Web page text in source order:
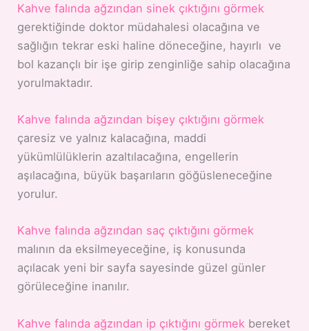
Kahve falında ağzından sinek çıktığını görmek
gerektiğinde doktor müdahalesi olacağına ve
sağlığın tekrar eski haline döneceğine, hayırlı ve
bol kazançlı bir işe girip zenginliğe sahip olacağına
yorulmaktadır.
Kahve falında ağzından bişey çıktığını görmek
çaresiz ve yalnız kalacağına, maddi
yükümlülüklerin azaltılacağına, engellerin
aşılacağına, büyük başarıların göğüsleneceğine
yorulur.
Kahve falında ağzından saç çıktığını görmek
malının da eksilmeyeceğine, iş konusunda
açılacak yeni bir sayfa sayesinde güzel günler
görüleceğine inanılır.
Kahve falında ağzından ip çıktığını görmek bereket